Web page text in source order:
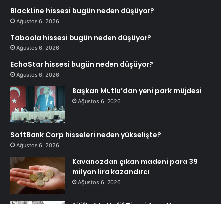
BlackLine hissesi bugün neden düşüyor?
Ağustos 6, 2026
Taboola hissesi bugün neden düşüyor?
Ağustos 6, 2026
EchoStar hissesi bugün neden düşüyor?
Ağustos 6, 2026
Başkan Mutlu’dan yeni park müjdesi
Ağustos 6, 2026
SoftBank Corp hisseleri neden yükselişte?
Ağustos 6, 2026
Kavanozdan çıkan madeni para 39
milyon lira kazandırdı
Ağustos 6, 2026